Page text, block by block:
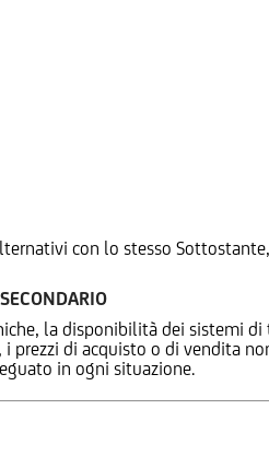
con lo stesso
la disponibilità dei sistemi
di acquisto o di vendita
in ogni situazione.